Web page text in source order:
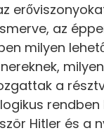
az
milyen
a
Hitler és a